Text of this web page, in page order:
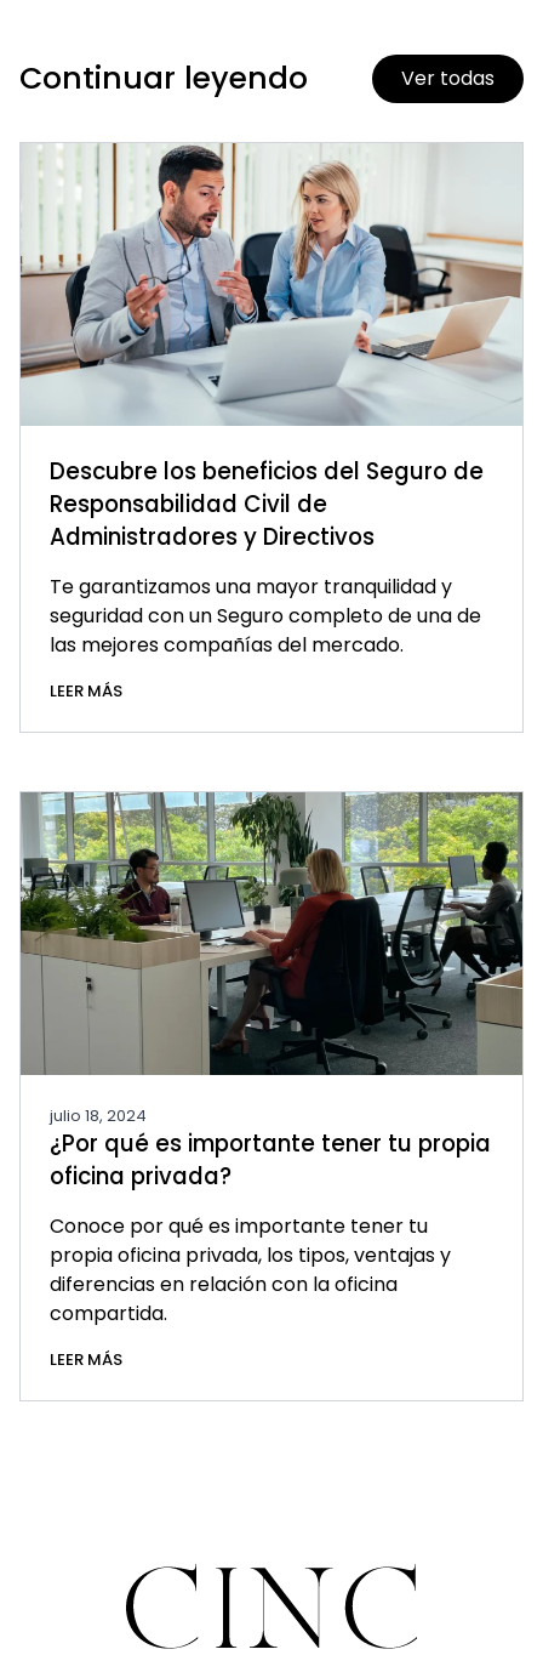
Continuar leyendo Ver todas
Descubre los beneficios del Seguro de
Responsabilidad Civil de
Administradores y Directivos
Te garantizamos una mayor tranquilidad y
seguridad con un Seguro completo de una de
las mejores compañías del mercado.
LEER MÁS
julio 18, 2024
¿Por qué es importante tener tu propia
oficina privada?
Conoce por qué es importante tener tu
propia oficina privada, los tipos, ventajas y
diferencias en relación con la oficina
compartida.
LEER MÁS